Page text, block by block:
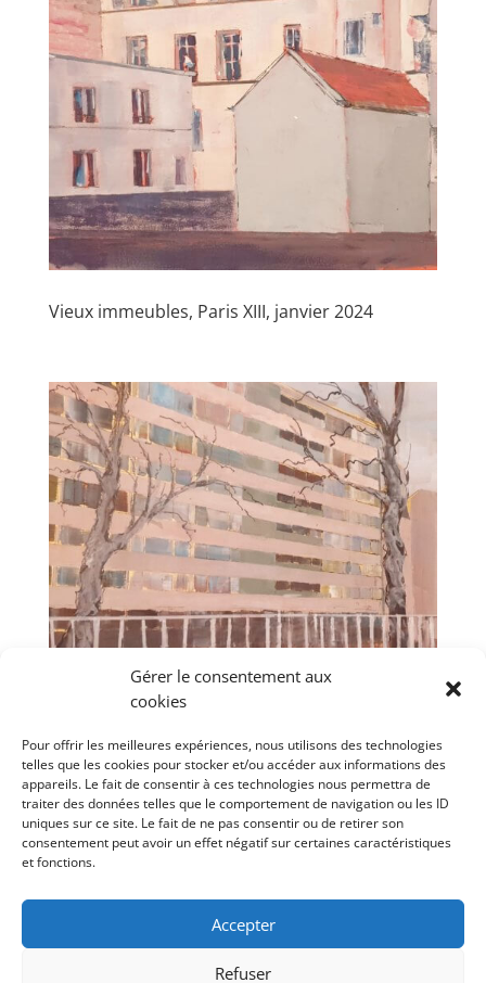
Gérer le consentement aux
cookies
Pour offrir les meilleures expériences, nous utilisons des technologies
telles que les cookies pour stocker et/ou accéder aux informations des
appareils. Le fait de consentir à ces technologies nous permettra de
traiter des données telles que le comportement de navigation ou les ID
uniques sur ce site. Le fait de ne pas consentir ou de retirer son
consentement peut avoir un effet négatif sur certaines caractéristiques
et fonctions.
Accepter
Refuser
Vieux immeubles, Paris XIII, janvier 2024
Immeuble, Paris XIII, janvier 2024
« Entrées précédentes
Catégories
Abstraction Angleterre Espagne
Esquisses